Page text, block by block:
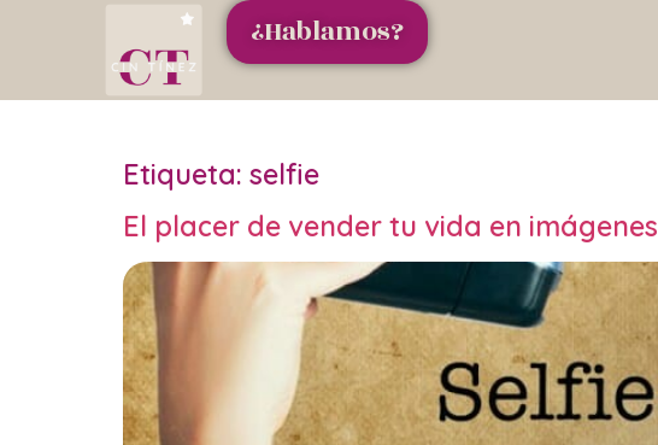
¿Hablamos?
Etiqueta: selfie
El placer de vender tu vida en imágenes